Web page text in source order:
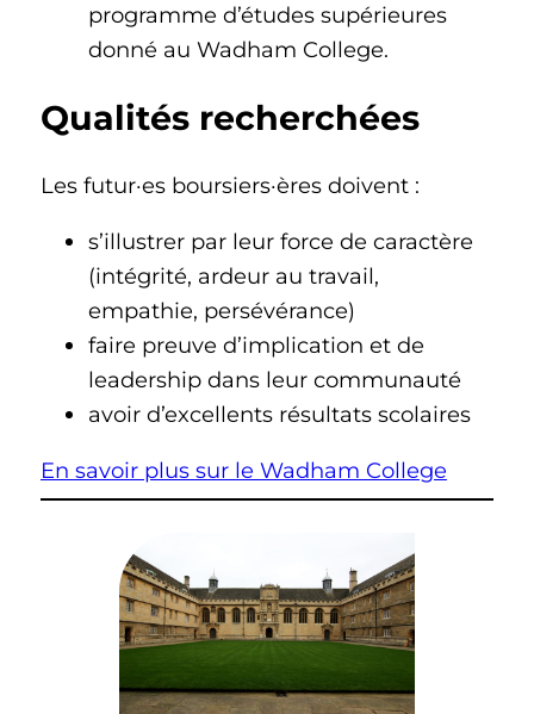
programme d’études supérieures
donné au Wadham College.
Qualités recherchées
Les futur·es boursiers·ères doivent :
s’illustrer par leur force de caractère
(intégrité, ardeur au travail,
empathie, persévérance)
faire preuve d’implication et de
leadership dans leur communauté
avoir d’excellents résultats scolaires
En savoir plus sur le Wadham College